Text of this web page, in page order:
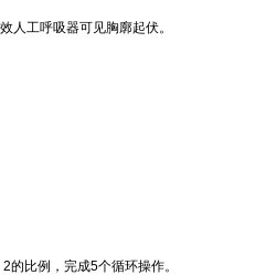
人工呼吸器可见胸廓起伏。
比例，完成5个循环操作。